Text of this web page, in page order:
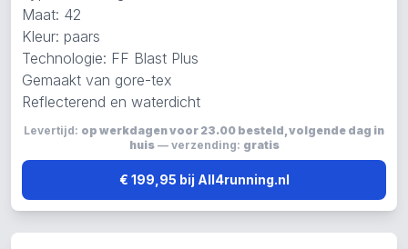
Maat: 42
Kleur: paars
Technologie: FF Blast Plus
Gemaakt van gore-tex
Reflecterend en waterdicht
Levertijd: op werkdagen voor 23.00 besteld, volgende dag in
huis— verzending: gratis
€ 199,95 bij All4running.nl